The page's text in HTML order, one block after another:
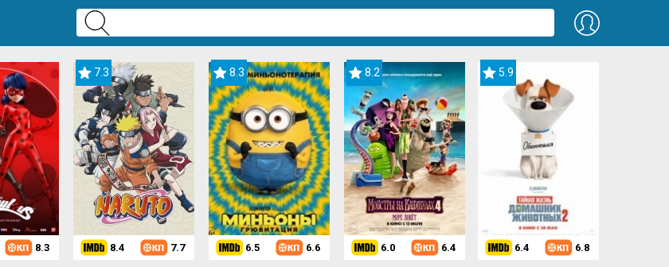
8.3
7.3
8.4 7.7
8.3
6.5 6.6
8.2
6.0 6.4
5.9
6.4 6.8